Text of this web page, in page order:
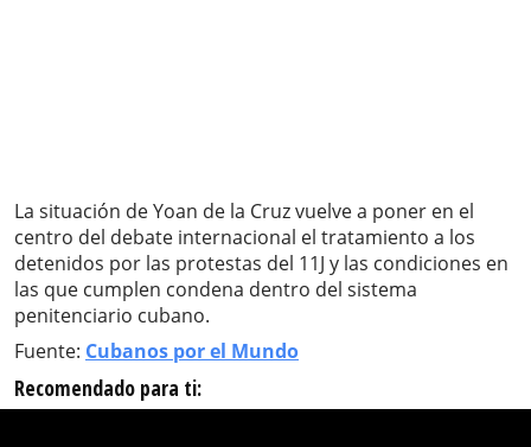
La situación de Yoan de la Cruz vuelve a poner en el
centro del debate internacional el tratamiento a los
detenidos por las protestas del 11J y las condiciones en
las que cumplen condena dentro del sistema
penitenciario cubano.
Fuente: Cubanos por el Mundo
Recomendado para ti: